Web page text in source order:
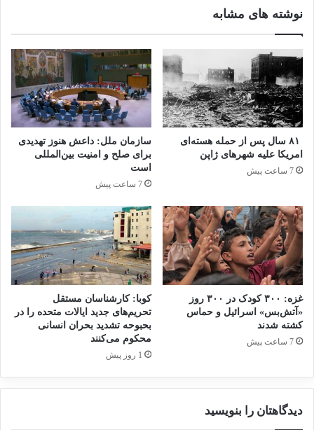
توسط یک کشور علیه حاکمیت، تمامیت ارضی یا
استقلال سیاسی کشوری دیگر است.
نوشته های مشابه
انتشار شاخص تروریسم جهانی در
سال 2022: افغانستان همچنان در
صدر متاثرین از تروریسم
بررسی فیلم‌ها و سریال‌های ایرانی
با موضوع داعش
19 می 2025
اما هنگامی که کودکان قربانی این تجاوز می‌شوند،
ابعاد فاجعه چندبرابر می‌شود. سازمان ملل متحد
هرگونه اقدام نظامی که منجر به:
– کشته یا معلول‌شدن کودکان (در اثر بمباران، مواد
نوشته های مشابه
۸۱ سال پس از حمله هسته‌ای
امریکا علیه شهرهای ژاپن
7 ساعت پیش
سازمان ملل: داعش هنوز تهدیدی
برای صلح و امنیت بین‌المللی
است
7 ساعت پیش
غزه: ۳۰۰ کودک در ۳۰۰ روز
«آتش‌بس» اسرائیل و حماس
کشته شدند
7 ساعت پیش
کوبا: کارشناسان مستقل
تحریم‌های جدید ایالات متحده را در
بحبوحه تشدید بحران انسانی
محکوم می‌کنند
1 روز پیش
دیدگاهتان را بنویسید